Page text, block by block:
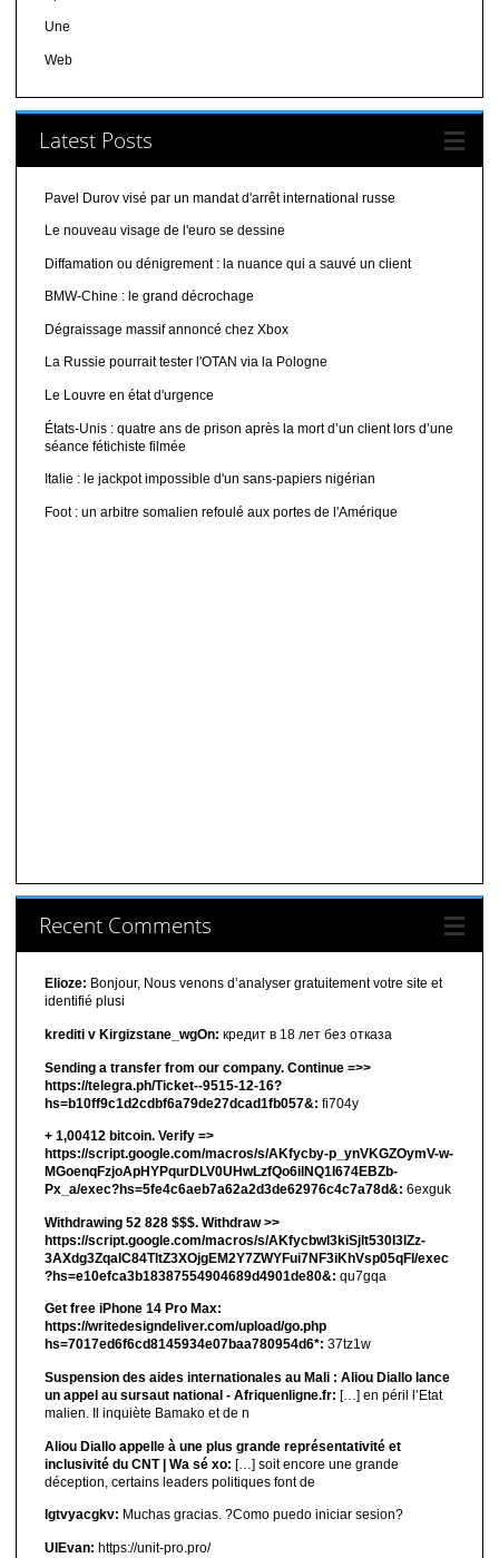
Une
Web
Latest Posts
Pavel Durov visé par un mandat d'arrêt international russe
Le nouveau visage de l'euro se dessine
Diffamation ou dénigrement : la nuance qui a sauvé un client
BMW-Chine : le grand décrochage
Dégraissage massif annoncé chez Xbox
La Russie pourrait tester l'OTAN via la Pologne
Le Louvre en état d'urgence
États-Unis : quatre ans de prison après la mort d’un client lors d’une
séance fétichiste filmée
Italie : le jackpot impossible d'un sans-papiers nigérian
Foot : un arbitre somalien refoulé aux portes de l'Amérique
Recent Comments
Elioze: Bonjour, Nous venons d’analyser gratuitement votre site et
identifié plusi
krediti v Kirgizstane_wgOn: кредит в 18 лет без отказа
Sending a transfer from our company. Continue =>>
https://telegra.ph/Ticket--9515-12-16?
hs=b10ff9c1d2cdbf6a79de27dcad1fb057&: fi704y
+ 1,00412 bitсоin. Verify =>
https://script.google.com/macros/s/AKfycby-p_ynVKGZOymV-w-
MGoenqFzjoApHYPqurDLV0UHwLzfQo6ilNQ1l674EBZb-
Px_a/exec?hs=5fe4c6aeb7a62a2d3de62976c4c7a78d&: 6exguk
Withdrawing 52 828 $$$. Withdrаw >>
https://script.google.com/macros/s/AKfycbwl3kiSjlt530I3lZz-
3AXdg3ZqalC84TltZ3XOjgEM2Y7ZWYFui7NF3iKhVsp05qFl/exec
?hs=e10efca3b18387554904689d4901de80&: qu7gqa
Get free iPhone 14 Pro Max:
https://writedesigndeliver.com/upload/go.php
hs=7017ed6f6cd8145934e07baa780954d6*: 37tz1w
Suspension des aides internationales au Mali : Aliou Diallo lance
un appel au sursaut national - Afriquenligne.fr: […] en péril l’Etat
malien. Il inquiète Bamako et de n
Aliou Diallo appelle à une plus grande représentativité et
inclusivité du CNT | Wa sé xo: […] soit encore une grande
déception, certains leaders politiques font de
lgtvyacgkv: Muchas gracias. ?Como puedo iniciar sesion?
UIEvan: https://unit-pro.pro/